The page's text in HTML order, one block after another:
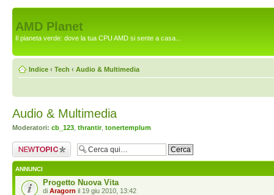
AMD Planet
Il pianeta verde: dove la tua CPU AMD si sente a casa...
Indice ‹ Tech ‹ Audio & Multimedia
Audio & Multimedia
Moderatori: cb_123 thrantir, tonertemplum
Scrivi un nuovo
argomento
ANNUNCI
Progetto Nuova Vita
di Aragorn il 19 giu 2010, 13:42